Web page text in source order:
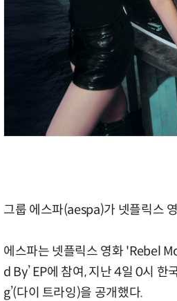
그룹 에스파(aespa)가 넷플릭스
에스파는 넷플릭스 영화 'Rebel
d By’ EP에 참여, 지난 4일 0시
g’(다이 트라잉)을 공개했다.